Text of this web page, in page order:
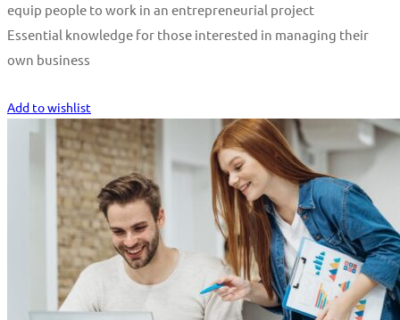
equip people to work in an entrepreneurial project
Essential knowledge for those interested in managing their
own business
Add to wishlist